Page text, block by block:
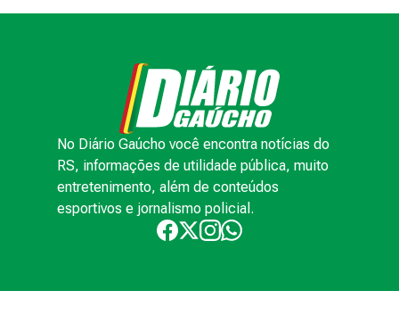
No Diário Gaúcho você encontra notícias do
RS, informações de utilidade pública, muito
entretenimento, além de conteúdos
esportivos e jornalismo policial.